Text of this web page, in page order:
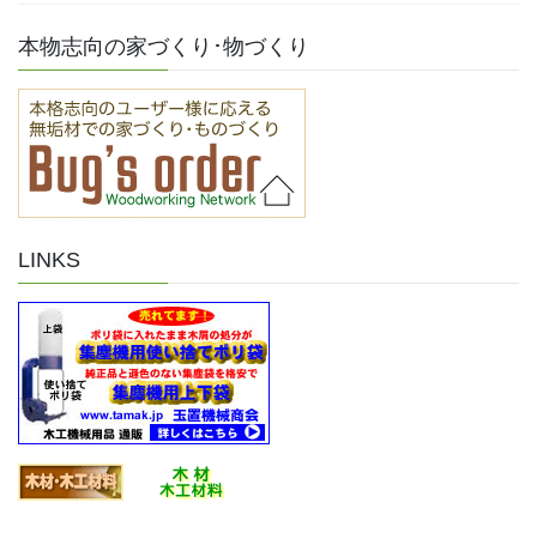
本物志向の家づくり･物づくり
LINKS